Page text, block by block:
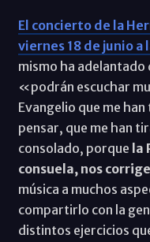
El concierto de la
viernes 18 de junio a
mismo ha adelantado
«podrán escuchar
Evangelio que me
pensar, que me han
consolado, porque la
consuela, nos corrige
música a muchos
compartirlo con la
distintos ejercicios